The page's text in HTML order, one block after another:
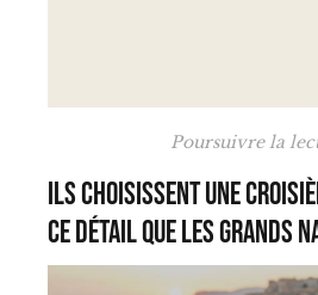
Poursuivre la
Ils choisissent une
ce détail que les grands